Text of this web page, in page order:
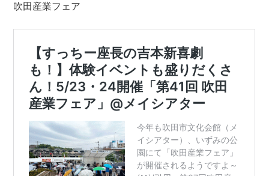
吹田産業フェア